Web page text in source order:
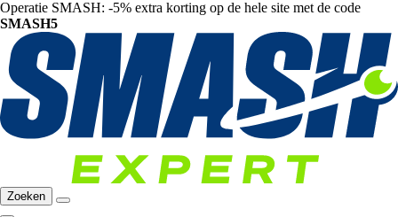
Operatie SMASH: -5% extra korting op de hele site met de code
SMASH5
Zoeken